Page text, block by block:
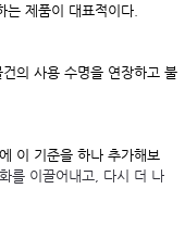
제품이 대표적이다.
의 사용 수명을 연장하고 불
이 기준을 하나 추가해보
를 이끌어내고, 다시 더 나